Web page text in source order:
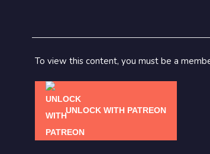
To view this content, you must be a
UNLOCK WITH PATREON